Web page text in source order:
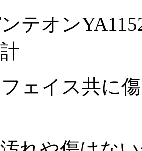
テオン
ェイス共に